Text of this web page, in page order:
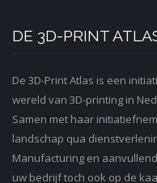
DE 3D-PRINT
De 3D-Print Atlas is een
wereld van 3D-printing in
Samen met haar
landschap qua
Manufacturing en
uw bedrijf toch ook op de